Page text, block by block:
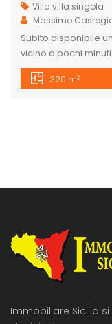
Villa villa singola
Massimo
Subito disponibile
vicino a pochi
del pisciotto,
limpido, aperto e
320 m2
Immobiliare Sicilia